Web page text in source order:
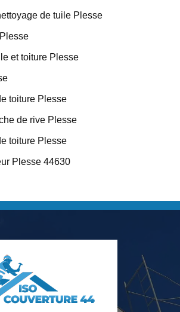
de tuile Plesse
et toiture Plesse
toiture Plesse
de rive Plesse
toiture Plesse
Plesse 44630